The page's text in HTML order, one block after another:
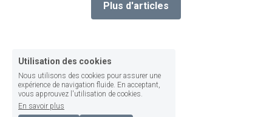
Plus d'articles
Utilisation des cookies
Nous utilisons des cookies pour assurer une
expérience de navigation fluide. En acceptant,
vous approuvez l'utilisation de cookies.
En savoir plus